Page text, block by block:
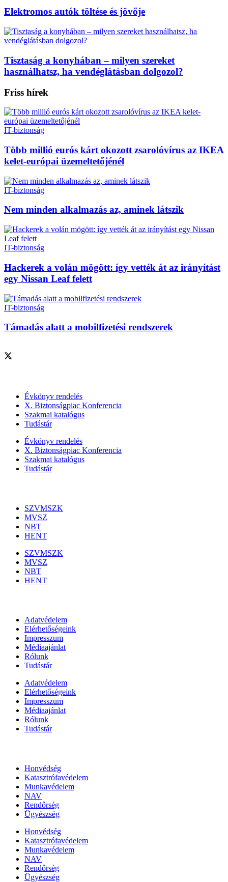
Elektromos autók töltése és jövője
Tisztaság a konyhában – milyen szereket
használhatsz, ha vendéglátásban dolgozol?
Friss hírek
IT-biztonság
Több millió eurós kárt okozott zsarolóvírus az IKEA
kelet-európai üzemeltetőjénél
IT-biztonság
Nem minden alkalmazás az, aminek látszik
IT-biztonság
Hackerek a volán mögött: így vették át az irányítást
egy Nissan Leaf felett
IT-biztonság
Támadás alatt a mobilfizetési rendszerek
Évkönyv rendelés
X. Biztonságpiac Konferencia
Szakmai katalógus
Tudástár
Évkönyv rendelés
X. Biztonságpiac Konferencia
Szakmai katalógus
Tudástár
SZVMSZK
MVSZ
NBT
HENT
SZVMSZK
MVSZ
NBT
HENT
Adatvédelem
Elérhetőségeink
Impresszum
Médiaajánlat
Rólunk
Tudástár
Adatvédelem
Elérhetőségeink
Impresszum
Médiaajánlat
Rólunk
Tudástár
Honvédség
Katasztrófavédelem
Munkavédelem
NAV
Rendőrség
Ügyészség
Honvédség
Katasztrófavédelem
Munkavédelem
NAV
Rendőrség
Ügyészség